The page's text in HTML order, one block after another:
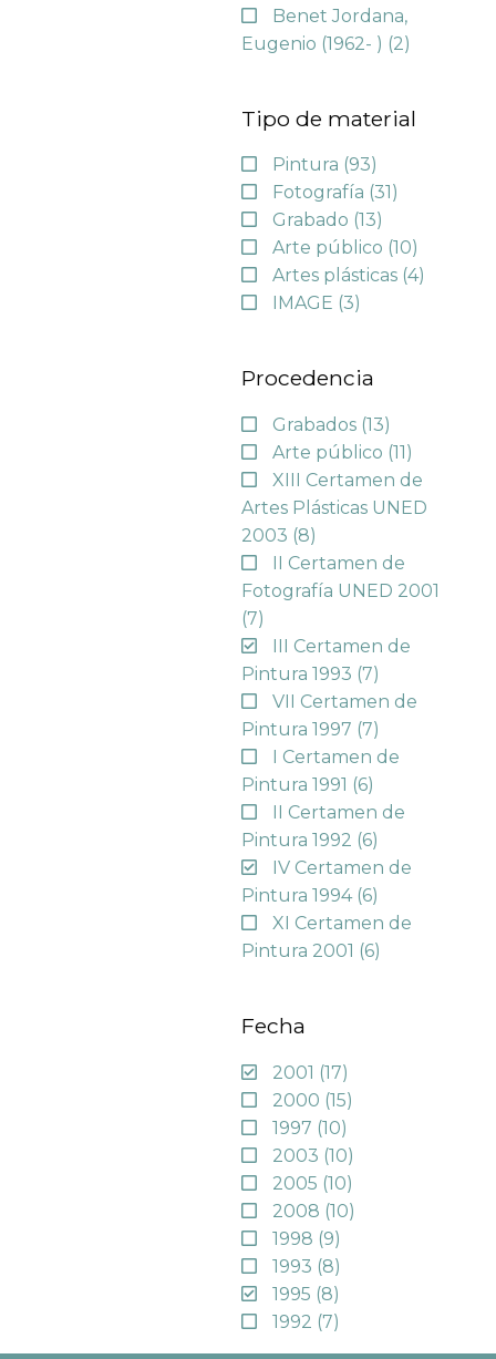
Benet Jordana,
Eugenio (1962- ) (2)
Tipo de material
Pintura (93)
Fotografía (31)
Grabado (13)
Arte público (10)
Artes plásticas (4)
IMAGE (3)
Procedencia
Grabados (13)
Arte público (11)
XIII Certamen de
Artes Plásticas UNED
2003 (8)
II Certamen de
Fotografía UNED 2001
(7)
III Certamen de
Pintura 1993 (7)
VII Certamen de
Pintura 1997 (7)
I Certamen de
Pintura 1991 (6)
II Certamen de
Pintura 1992 (6)
IV Certamen de
Pintura 1994 (6)
XI Certamen de
Pintura 2001 (6)
Fecha
2001 (17)
2000 (15)
1997 (10)
2003 (10)
2005 (10)
2008 (10)
1998 (9)
1993 (8)
1995 (8)
1992 (7)